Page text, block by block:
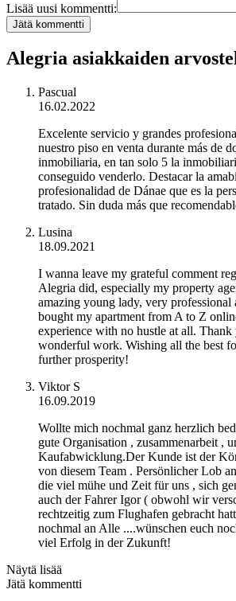
Lisää uusi kommentti:
Jätä kommentti
Alegria asiakkaiden
Pascual
16.02.2022
Excelente servicio y grandes
nuestro piso en venta durante más de
inmobiliaria, en tan solo 5 la
conseguido venderlo. Destacar la
profesionalidad de Dánae que es la
tratado. Sin duda más que
Lusina
18.09.2021
I wanna leave my grateful comment
Alegria did, especially my property
amazing young lady, very professional
bought my apartment from A to Z
experience with no hustle at all.
wonderful work. Wishing all the best
further prosperity!
Viktor S
16.09.2019
Wollte mich nochmal ganz herzlich
gute Organisation , zusammenarbeit ,
Kaufabwicklung.Der Kunde ist der
von diesem Team . Persönlicher Lob
die viel mühe und Zeit für uns , sich
auch der Fahrer Igor ( obwohl wir
rechtzeitig zum Flughafen gebracht
nochmal an Alle ....wünschen euch
viel Erfolg in der Zukunft!
Näytä lisää
Jätä kommentti